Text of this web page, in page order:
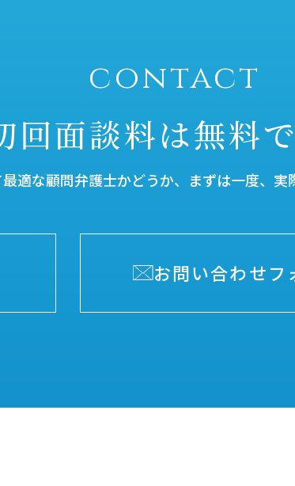
contact
回面談料は無料で
適な顧問弁護士かどうか、 まずは一度、実
お問い合わせフ